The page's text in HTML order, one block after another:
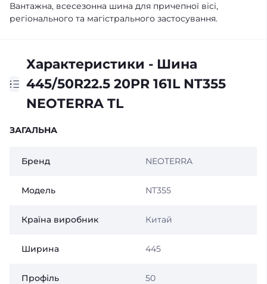
Вантажна, всесезонна шина для причепної вісі,
регіонального та магістрального застосування.
Характеристики - Шина
445/50R22.5 20PR 161L NT355
NEOTERRA TL
ЗАГАЛЬНА
Бренд NEOTERRA
Модель NT355
Країна виробник Китай
Ширина 445
Профіль 50